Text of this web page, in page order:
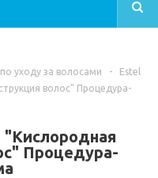
уходу за волосами -
Estel
волос" Процедура-
Процедура-